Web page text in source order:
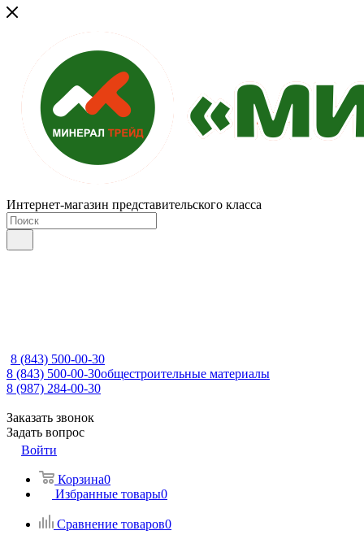
Интернет-магазин представительского класса
8 (843) 500-00-30
8 (843) 500-00-30общестроительные материалы
8 (987) 284-00-30
Заказать звонок
Задать вопрос
Войти
Корзина0
Избранные товары0
Сравнение товаров0